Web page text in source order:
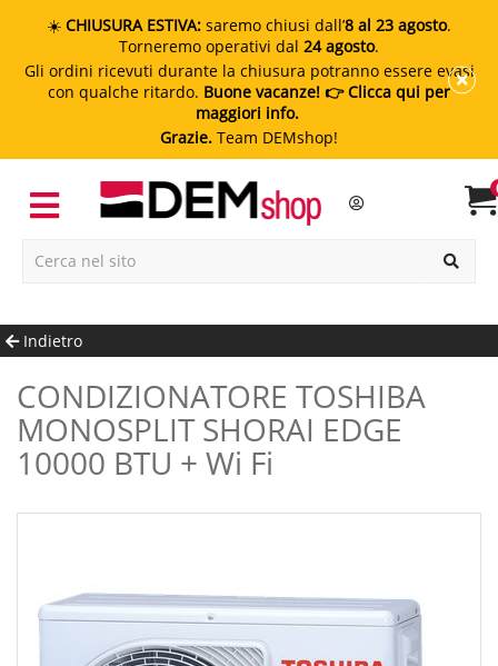
☀️ CHIUSURA ESTIVA: saremo chiusi dall’8 al 23 agosto.
Torneremo operativi dal 24 agosto.
Gli ordini ricevuti durante la chiusura potranno essere evasi
con qualche ritardo. Buone vacanze! 👉 Clicca qui per
maggiori info.
Grazie. Team DEMshop!
Indietro
CONDIZIONATORE TOSHIBA
MONOSPLIT SHORAI EDGE
10000 BTU + Wi Fi